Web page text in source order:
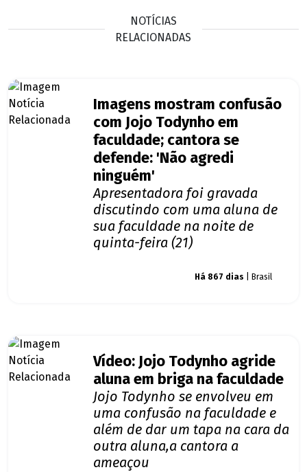
NOTÍCIAS
RELACIONADAS
Imagens mostram confusão
com Jojo Todynho em
faculdade; cantora se
defende: 'Não agredi
ninguém'
Apresentadora foi gravada
discutindo com uma aluna de
sua faculdade na noite de
quinta-feira (21)
Há 867 dias | Brasil
Vídeo: Jojo Todynho agride
aluna em briga na faculdade
Jojo Todynho se envolveu em
uma confusão na faculdade e
além de dar um tapa na cara da
outra aluna,a cantora a
ameaçou